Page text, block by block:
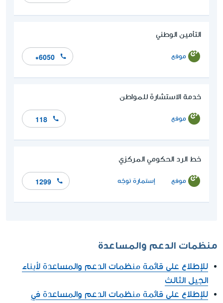
التأمين الوطني
موقع *6050
خدمة الاستشارة للمواطن
موقع 118
خط الرد الحكومي المركزي
موقع إستمارة توجّه 1299
منظمات الدعم والمساعدة
للإطلاع على قائمة منظمات الدعم والمساعدة لأبناء
الجيل الثالث
للإطلاع على قائمة منظمات الدعم والمساعدة في